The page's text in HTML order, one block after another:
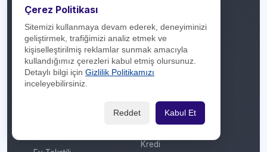
Çok Katlı Mağaza
Dijital Platform
E-Ticaret / Online
Alışveriş
Eğitim / Kırtasiye
Elektrikli Araç Şarj
Hediye
İmza Günü / Söyleşi
İndirim
Kadınlar Günü
Kitap Fuarı
Konser / Sergi
Kredi
Çerez Politikası
Sitemizi kullanmaya devam ederek, deneyiminizi
geliştirmek, trafiğimizi analiz etmek ve
kişiselleştirilmiş reklamlar sunmak amacıyla
kullandığımız çerezleri kabul etmiş olursunuz.
Detaylı bilgi için Gizlilik Politikamızı
inceleyebilirsiniz.
Reddet Kabul Et